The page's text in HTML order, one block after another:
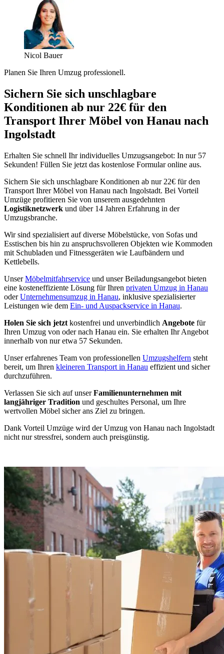
Nicol Bauer
Planen Sie Ihren Umzug professionell.
Sichern Sie sich unschlagbare
Konditionen ab nur 22€ für den
Transport Ihrer Möbel von Hanau nach
Ingolstadt
Erhalten Sie schnell Ihr individuelles Umzugsangebot: In nur 57
Sekunden! Füllen Sie jetzt das kostenlose Formular online aus.
Sichern Sie sich unschlagbare Konditionen ab nur 22€ für den
Transport Ihrer Möbel von Hanau nach Ingolstadt. Bei Vorteil
Umzüge profitieren Sie von unserem ausgedehnten
Logistiknetzwerk und über 14 Jahren Erfahrung in der
Umzugsbranche.
Wir sind spezialisiert auf diverse Möbelstücke, von Sofas und
Esstischen bis hin zu anspruchsvolleren Objekten wie Kommoden
mit Schubladen und Fitnessgeräten wie Laufbändern und
Kettlebells.
UnserMöbelmitfahrservice und unser Beiladungsangebot bieten
eine kosteneffiziente Lösung für Ihren privaten Umzug in Hanau
oderUnternehmensumzug in Hanau, inklusive spezialisierter
Leistungen wie dem Ein- und Auspackservice in Hanau.
Holen Sie sich jetzt kostenfrei und unverbindlich Angebote für
Ihren Umzug von oder nach Hanau ein. Sie erhalten Ihr Angebot
innerhalb von nur etwa 57 Sekunden.
Unser erfahrenes Team von professionellen Umzugshelfern steht
bereit, um Ihren kleineren Transport in Hanau effizient und sicher
durchzuführen.
Verlassen Sie sich auf unserFamilienunternehmen mit
langjähriger Tradition und geschultes Personal, um Ihre
wertvollen Möbel sicher ans Ziel zu bringen.
Dank Vorteil Umzüge wird der Umzug von Hanau nach Ingolstadt
nicht nur stressfrei, sondern auch preisgünstig.